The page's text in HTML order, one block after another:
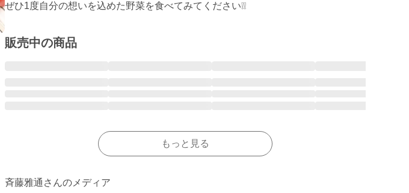
ぜひ1度自分の想いを込めた野菜を食べてみてください❕❕
販売中の商品
もっと見る
斉藤雅通さんのメディア